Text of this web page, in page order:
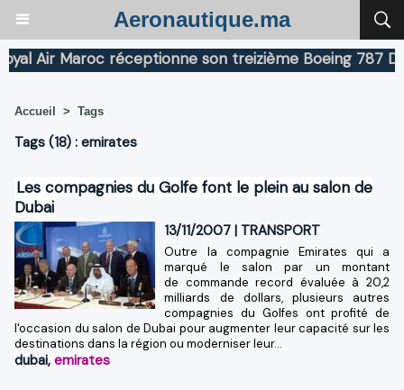
Aeronautique.ma
Air Maroc réceptionne son treizième Boeing 787
Accueil > Tags
Tags (18) : emirates
Les compagnies du Golfe font le plein au salon de
Dubai
13/11/2007 | TRANSPORT
Outre la compagnie Emirates qui a
marqué le salon par un montant
de commande record évaluée à 20,2
milliards de dollars, plusieurs autres
compagnies du Golfes ont profité de
l'occasion du salon de Dubai pour augmenter leur capacité sur les
destinations dans la région ou moderniser leur...
dubai, emirates